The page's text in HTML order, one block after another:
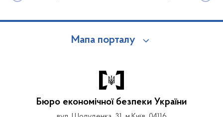
Мапа порталу
Бюро економічної безпеки України